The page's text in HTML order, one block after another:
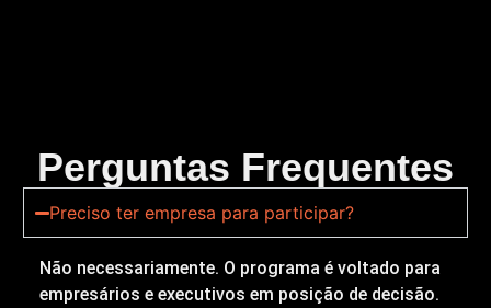
Perguntas Frequentes
Preciso ter empresa para participar?
Não necessariamente. O programa é voltado para
empresários e executivos em posição de decisão.